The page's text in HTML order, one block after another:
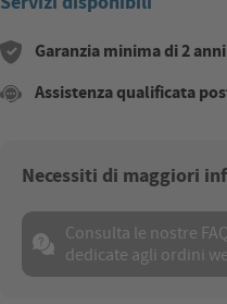
Garanzia minima di 2
Assistenza qualificata
Necessiti di maggiori
Consulta le nostre
dedicate agli ordini